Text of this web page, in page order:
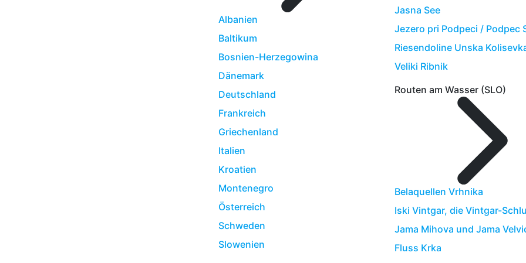
Albanien
Baltikum
Bosnien-Herzegowina
Dänemark
Deutschland
Frankreich
Griechenland
Italien
Kroatien
Montenegro
Österreich
Schweden
Slowenien
Jasna See
Jezero pri Podpeci / Podpec
Riesendoline Unska
Veliki Ribnik
Routen am Wasser (SLO)
Belaquellen Vrhnika
Iski Vintgar, die Vintgar-
Jama Mihova und Jama
Fluss Krka